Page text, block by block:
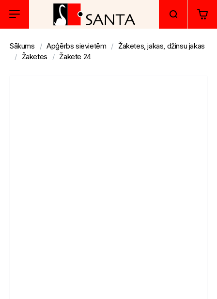
Sākums Apģērbs sievietēm
Žaketes, jakas, džinsu jakas
Žaketes
Žakete 24